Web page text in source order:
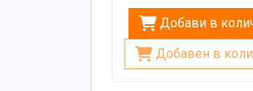
Добави в
Добавен в